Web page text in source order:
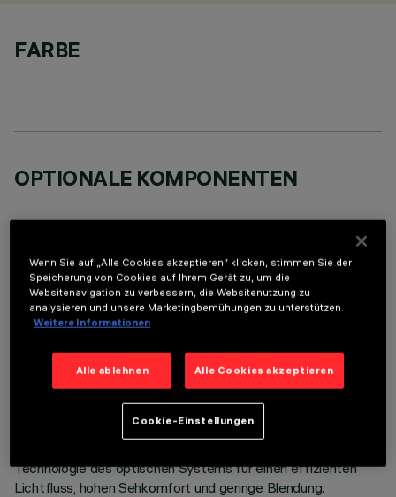
FARBE
OPTIONALE KOMPONENTEN
TECHNISCHE DATEN
LETZTES UPDATE: 05.08.2026
BESCHREIBUNG
Miniaturisierte, lineare Einbauleuchte mit 2 optischen
Elementen mit LED-Lampen - feste Optik. Trotz der sehr
Technologie des optischen Systems für einen effizienten
Lichtfluss, hohen Sehkomfort und geringe Blendung.
Wenn Sie auf „Alle Cookies akzeptieren“ klicken, stimmen Sie der
Speicherung von Cookies auf Ihrem Gerät zu, um die
Websitenavigation zu verbessern, die Websitenutzung zu
analysieren und unsere Marketingbemühungen zu unterstützen.
Weitere Informationen
Alle ablehnen Alle Cookies akzeptieren
Cookie-Einstellungen